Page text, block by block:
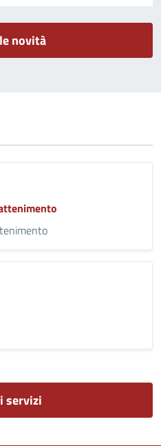
novità
servizi